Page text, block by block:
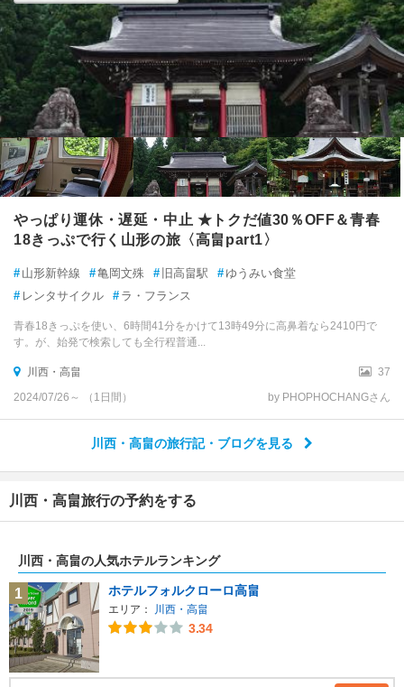
やっぱり運休・遅延・中止 ★トクだ値30％OFF＆青春
18きっぷで行く山形の旅〈高畠part1〉
# 山形新幹線 #亀岡文殊 # 旧高畠駅 # ゆうみい食堂
# レンタサイクル # ラ・フランス
青春18きっぷを使い、6時間41分をかけて13時49分に高鼻着なら2410円で
す。が、始発で検索しても全行程普通...
川西・高畠
37
2024/07/26～ （1日間）
by PHOPHOCHANGさん
川西・高畠の旅行記・ブログを見る
川西・高畠旅行の予約をする
川西・高畠の人気ホテルランキング
1 ホテルフォルクローロ高畠
エリア： 川西・高畠
3.34